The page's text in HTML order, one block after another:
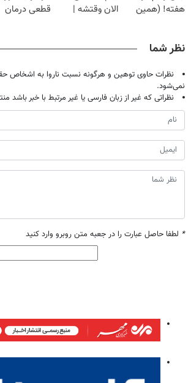
هفته! (همین
الان وقتشه |
قطعی درمان
نظر شما
نظرات حاوی توهین و هرگونه نسبت ناروا به اشخاص
نمی‌شود.
نظراتی که غیر از زبان فارسی یا غیر مرتبط با خبر باشد
* لطفا حاصل عبارت را در جعبه متن روبرو وارد کنید